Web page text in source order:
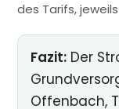
des Tarifs,
Fazit: Der
Offenbach,